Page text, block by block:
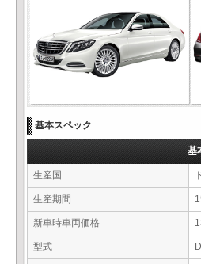
基本スペック
基
生産国
生産期間
新車時車両価格
型式